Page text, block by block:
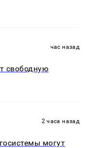
час назад
свободную
2 часа назад
могут